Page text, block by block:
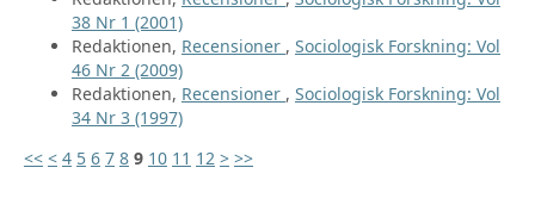
38 Nr 1 (2001)
Redaktionen, Recensioner , Sociologisk Forskning: Vol
46 Nr 2 (2009)
Redaktionen, Recensioner , Sociologisk Forskning: Vol
34 Nr 3 (1997)
<< < 4 5 6 7 8 9 10 11 12 > >>